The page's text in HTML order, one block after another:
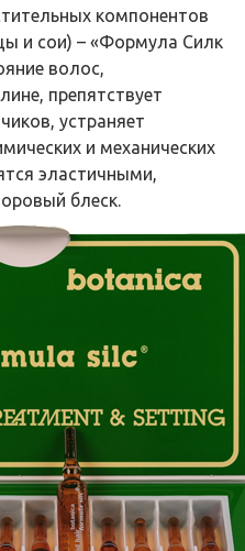
компонентов
и сои) – «Формула Силк
волос,
препятствует
устраняет
и механических
эластичными,
блеск.